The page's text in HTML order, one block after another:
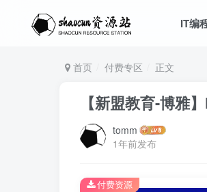
IT编
首页 付费专区 正文
【新盟教育-博雅
tomm
1年前发布
付费资源